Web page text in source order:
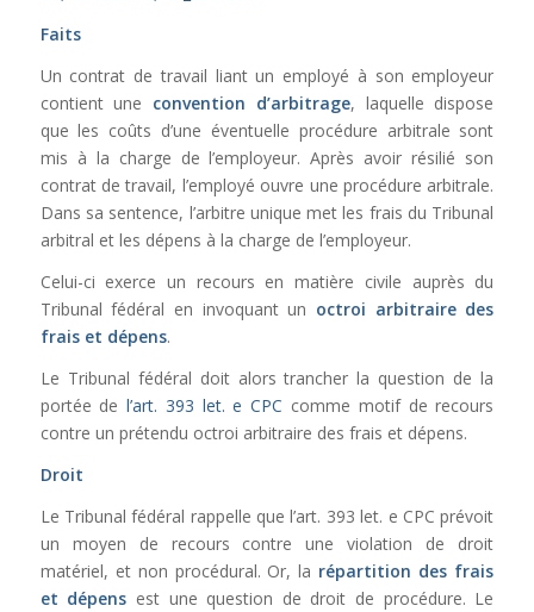
Faits
Un contrat de travail liant un employé à son employeur
contient une convention d’arbitrage, laquelle dispose
que les coûts d’une éventuelle procédure arbitrale sont
mis à la charge de l’employeur. Après avoir résilié son
contrat de travail, l’employé ouvre une procédure arbitrale.
Dans sa sentence, l’arbitre unique met les frais du Tribunal
arbitral et les dépens à la charge de l’employeur.
Celui-ci exerce un recours en matière civile auprès du
Tribunal fédéral en invoquant un octroi arbitraire des
frais et dépens.
Le Tribunal fédéral doit alors trancher la question de la
portée del’art. 393 let. e CPC comme motif de recours
contre un prétendu octroi arbitraire des frais et dépens.
Droit
Le Tribunal fédéral rappelle que l’art. 393 let. e CPC prévoit
un moyen de recours contre une violation de droit
matériel, et non procédural. Or, la répartition des frais
et dépens est une question de droit de procédure. Le